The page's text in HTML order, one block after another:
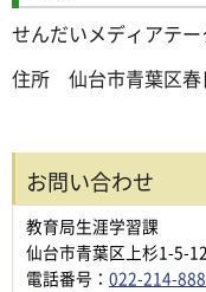
せんだいメディアテ
住所 仙台市青葉区春
お問い合わせ
教育局生涯学習課
仙台市青葉区上杉1-5-
電話番号： 022-214-